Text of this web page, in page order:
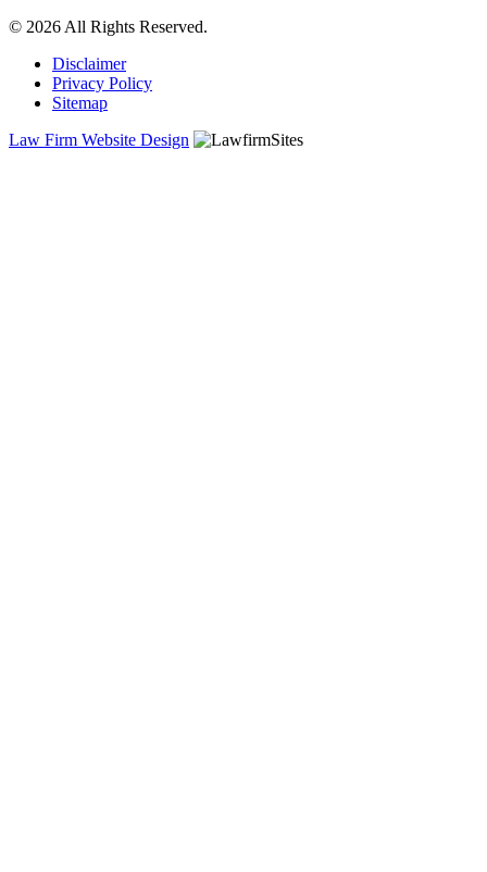
© 2026 All Rights Reserved.
Disclaimer
Privacy Policy
Sitemap
Law Firm Website Design